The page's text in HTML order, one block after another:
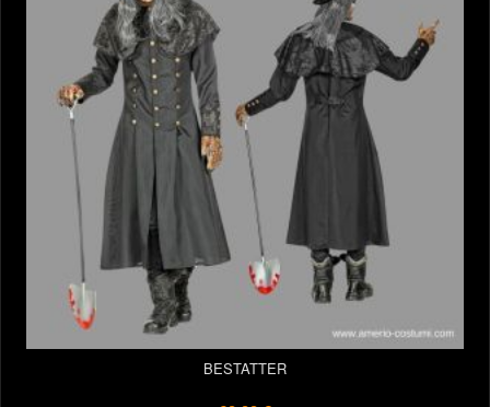
BESTATTER